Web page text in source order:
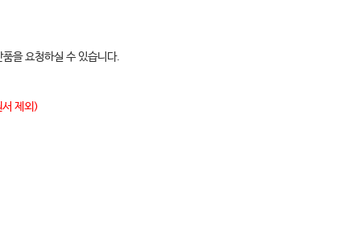
Care)
을 요청하실 수 있습니다.
서 제외)